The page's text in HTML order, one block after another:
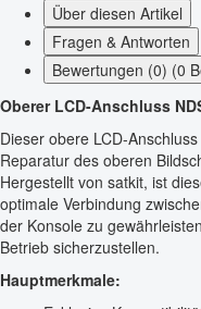
Über diesen Artikel
Fragen & Antworten
Bewertungen (0) (0
Oberer LCD-Anschluss
Dieser obere LCD-
Reparatur des oberen
Hergestellt von satkit, ist
optimale Verbindung
der Konsole zu
Betrieb sicherzustellen.
Hauptmerkmale: